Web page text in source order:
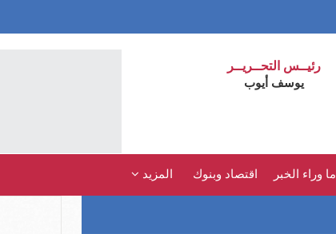
رئيــس التحــريــر
يوسف أيوب
ما وراء الخبر اقتصاد وبنوك المزيد